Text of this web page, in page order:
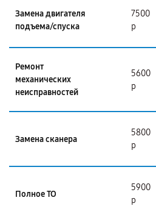
Замена двигателя
подъема/спуска
7500
р
Ремонт
механических
неисправностей
5600
р
Замена сканера
5800
р
Полное ТО
5900
р